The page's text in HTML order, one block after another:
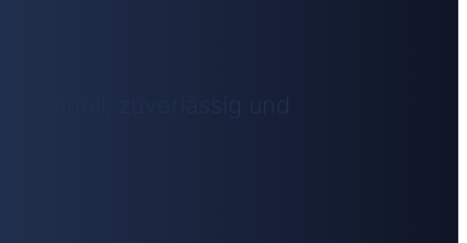
schnell, zuverlässig und